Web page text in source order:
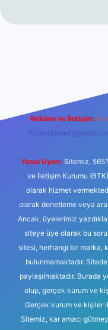
Reklam ve İletişim: E-
Yasal Uyarı: Sitemiz,
ve İletişim Kurumu
olarak hizmet
olarak denetleme veya
Ancak, üyelerimiz
siteye üye olarak bu
sitesi, herhangi bir marka,
bulunmamaktadır.
paylaşılmaktadır. Burada
olup, gerçek kurum ve
Gerçek kurum ve kişiler
Sitemiz, kar amacı